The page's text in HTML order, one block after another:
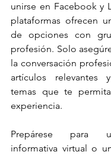
unirse en Facebook y
plataformas ofrecen
de opciones con
profesión. Solo
la conversación
artículos relevantes
temas que te
experiencia.
Prepárese para
informativa virtual o